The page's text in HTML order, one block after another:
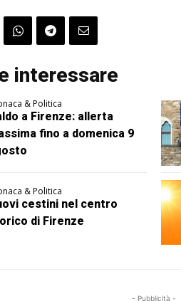
interessare
& Politica
a Firenze: allerta
fino a domenica 9
& Politica
cestini nel centro
di Firenze
- Pubblicità -